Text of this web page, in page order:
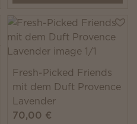
Fresh-Picked Friends
mit dem Duft Provence
Lavender
70,00 €